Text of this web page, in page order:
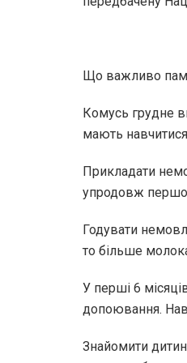
Що важливо
Комусь грудне
мають
Прикладати
упродовж
Годувати
то більше
У перші 6
допоювання.
Знайомити